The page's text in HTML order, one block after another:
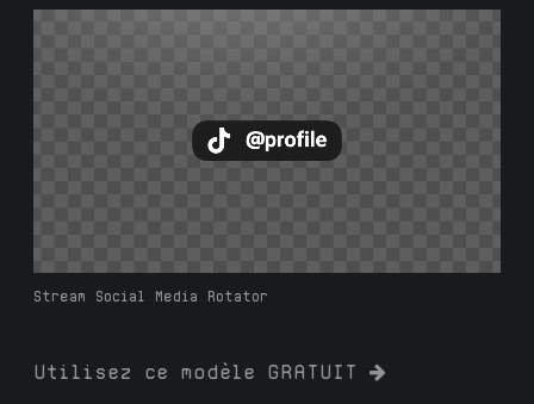
Stream Social Media Rotator
Utilisez ce modèle GRATUIT